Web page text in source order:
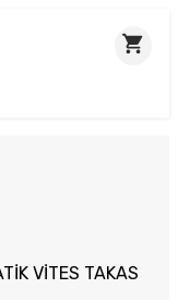
VİTES TAKAS